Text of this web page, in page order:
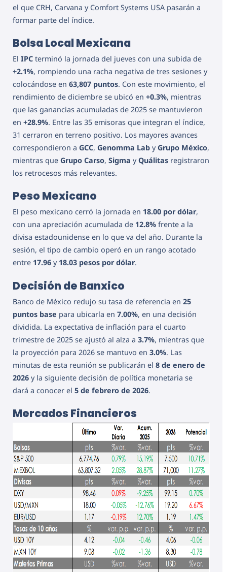
el que CRH, Carvana y Comfort Systems USA pasarán a
formar parte del índice.
Bolsa Local Mexicana
El IPC terminó la jornada del jueves con una subida de
+2.1%, rompiendo una racha negativa de tres sesiones y
colocándose en 63,807 puntos. Con este movimiento, el
rendimiento de diciembre se ubicó en +0.3%, mientras
que las ganancias acumuladas de 2025 se mantuvieron
en +28.9%. Entre las 35 emisoras que integran el índice,
31 cerraron en terreno positivo. Los mayores avances
correspondieron a GCC, Genomma Lab yGrupo México,
mientras que Grupo Carso, Sigma yQuálitas registraron
los retrocesos más relevantes.
Peso Mexicano
El peso mexicano cerró la jornada en 18.00 por dólar,
con una apreciación acumulada de 12.8% frente a la
divisa estadounidense en lo que va del año. Durante la
sesión, el tipo de cambio operó en un rango acotado
entre 17.96 y 18.03 pesos por dólar.
Decisión de Banxico
Banco de México redujo su tasa de referencia en 25
puntos base para ubicarla en 7.00%, en una decisión
dividida. La expectativa de inflación para el cuarto
trimestre de 2025 se ajustó al alza a 3.7%, mientras que
la proyección para 2026 se mantuvo en 3.0%. Las
minutas de esta reunión se publicarán el 8 de enero de
2026 y la siguiente decisión de política monetaria se
dará a conocer el 5 de febrero de 2026.
Mercados Financieros